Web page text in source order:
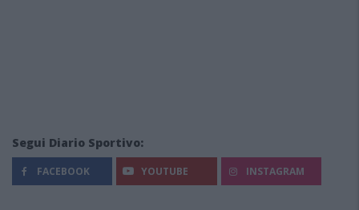
Segui Diario Sportivo:
FACEBOOK YOUTUBE INSTAGRAM